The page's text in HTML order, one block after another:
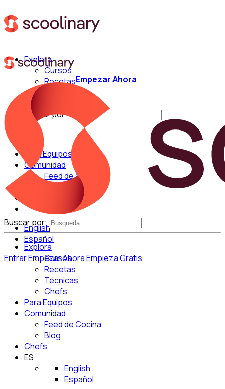
Explora
Cursos
Recetas
Buscar por:
Para Equipos
Comunidad
Feed de Cocina
English
Español
EntrarEmpezar AhoraEmpieza Gratis
Empezar Ahora
Buscar por:
Explora
Cursos
Recetas
Técnicas
Chefs
Para Equipos
Comunidad
Feed de Cocina
Blog
Chefs
ES
English
Español